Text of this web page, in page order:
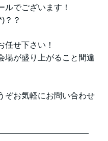
ルでございます！
？？
任せ下さい！
場が盛り上がること間違
ぞお気軽にお問い合わせ